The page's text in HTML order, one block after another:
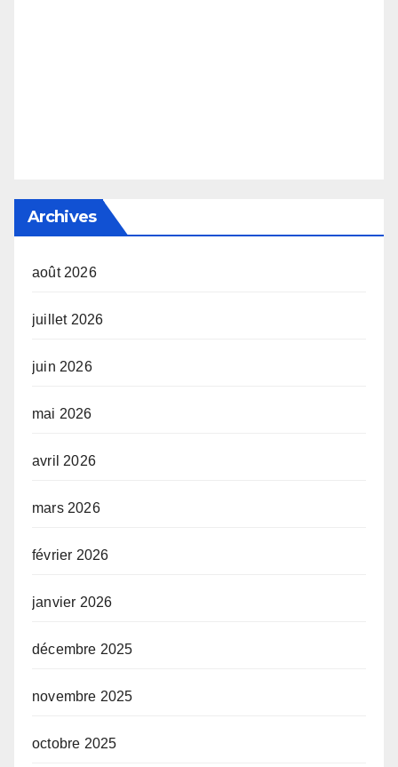
Archives
août 2026
juillet 2026
juin 2026
mai 2026
avril 2026
mars 2026
février 2026
janvier 2026
décembre 2025
novembre 2025
octobre 2025